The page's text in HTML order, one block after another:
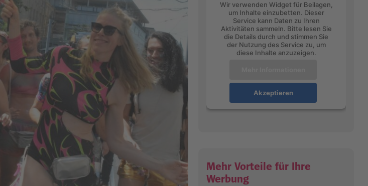
Wir verwenden Widget für Beilagen,
um Inhalte einzubetten. Dieser
Service kann Daten zu Ihren
Aktivitäten sammeln. Bitte lesen Sie
die Details durch und stimmen Sie
der Nutzung des Service zu, um
diese Inhalte anzuzeigen.
Akzeptieren
Mehr Vorteile für Ihre
Werbung